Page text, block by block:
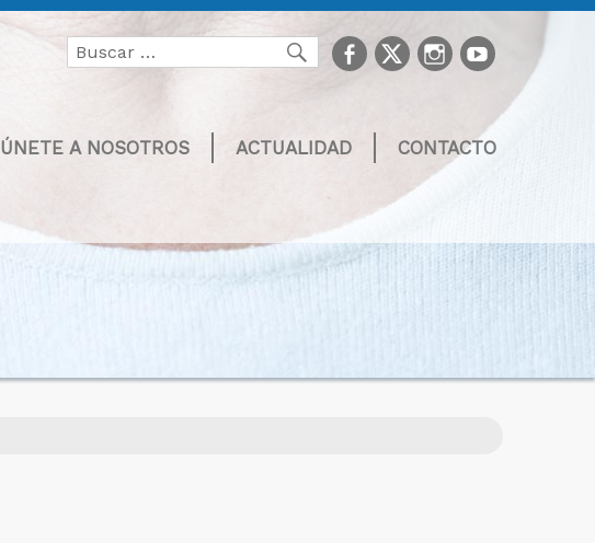
Buscar
por:
Buscarfacebook
TwitterInstagram
youtube
ÚNETE A NOSOTROS ACTUALIDAD CONTACTO